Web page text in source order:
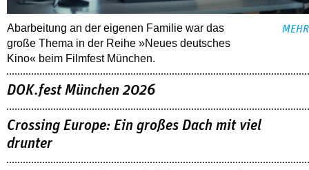
Abarbeitung an der eigenen Familie war das
große Thema in der Reihe »Neues deutsches
Kino« beim Filmfest München.
MEHR
DOK.fest München 2026
Crossing Europe: Ein großes Dach mit viel
drunter